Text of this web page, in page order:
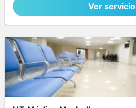
Ver servicio